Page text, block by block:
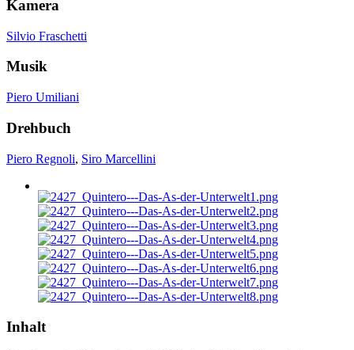
Kamera
Silvio Fraschetti
Musik
Piero Umiliani
Drehbuch
Piero Regnoli, Siro Marcellini
Inhalt